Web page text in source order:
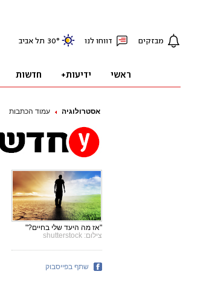
אסטרולוגיה עמוד הכתבות
"אז מה היעד שלי בחיים?"
צילום: shutterstock
שתף בפייסבוק